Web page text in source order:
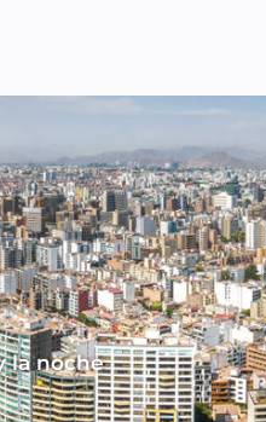
la noche